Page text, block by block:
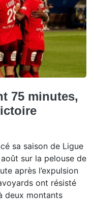
75 minutes,
sa saison de Ligue
sur la pelouse de
après l’expulsion
ont résisté
deux montants